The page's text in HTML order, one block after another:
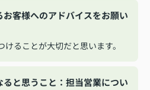
客様へのアドバイスをお願い
ることが大切だと思います。
と思うこと：担当営業につい